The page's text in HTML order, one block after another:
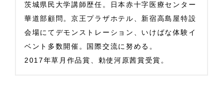
茨城県民大学講師歴任。日本赤十字医療センター
華道部顧問。京王プラザホテル、新宿高島屋特設
会場にてデモンストレーション、いけばな体験イ
ベント多数開催。国際交流に努める。
2017年草月作品賞、勅使河原茜賞受賞。